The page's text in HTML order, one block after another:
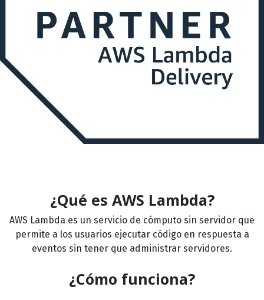
¿Qué es AWS Lambda?
AWS Lambda es un servicio de cómputo sin servidor que
permite a los usuarios ejecutar código en respuesta a
eventos sin tener que administrar servidores.
¿Cómo funciona?